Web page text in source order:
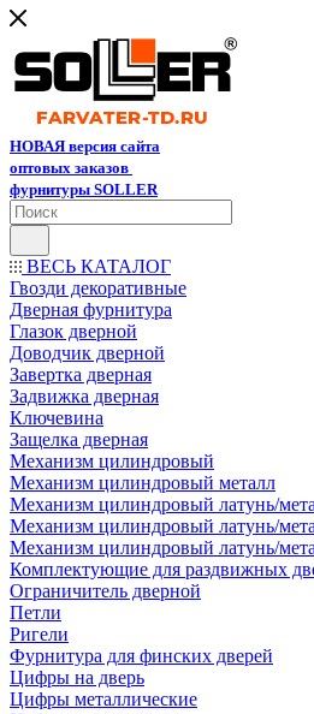
НОВАЯ версия сайта
оптовых заказов
фурнитуры SOLLER
ВЕСЬ КАТАЛОГ
Гвозди декоративные
Дверная фурнитура
Глазок дверной
Доводчик дверной
Завертка дверная
Задвижка дверная
Ключевина
Защелка дверная
Механизм цилиндровый
Механизм цилиндровый металл
Механизм цилиндровый латунь/
Механизм цилиндровый латунь/
Механизм цилиндровый латунь/
Комплектующие для раздвижных
Ограничитель дверной
Петли
Ригели
Фурнитура для финских дверей
Цифры на дверь
Цифры металлические